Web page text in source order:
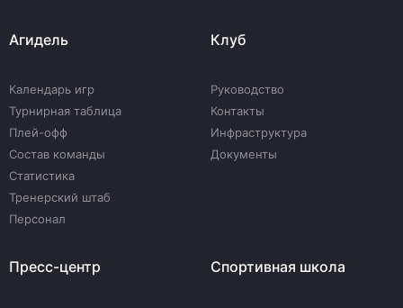
Агидель
Календарь игр
Турнирная таблица
Плей-офф
Состав команды
Статистика
Тренерский штаб
Персонал
Клуб
Руководство
Контакты
Инфраструктура
Документы
Пресс-центр Спортивная школа